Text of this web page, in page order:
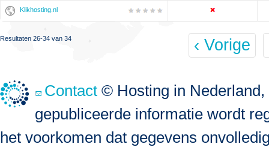
Klikhosting.nl
Resultaten 26-34 van 34 ‹ Vorige
Contact © Hosting in
gepubliceerde informatie wordt
het voorkomen dat gegevens